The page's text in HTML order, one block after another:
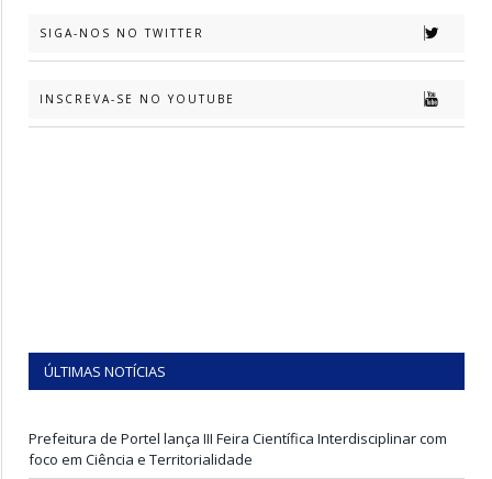
SIGA-NOS NO TWITTER
INSCREVA-SE NO YOUTUBE
ÚLTIMAS NOTÍCIAS
Prefeitura de Portel lança III Feira Científica Interdisciplinar com
foco em Ciência e Territorialidade